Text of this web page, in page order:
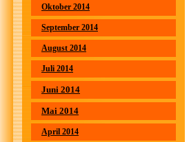
Oktober 2014
September 2014
August 2014
Juli 2014
Juni 2014
Mai 2014
April 2014